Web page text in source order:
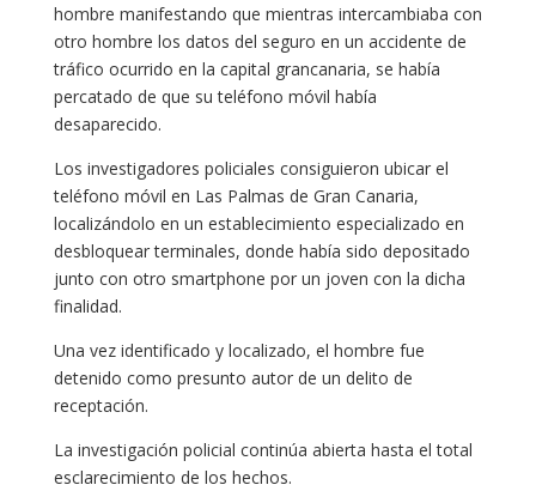
hombre manifestando que mientras intercambiaba con
otro hombre los datos del seguro en un accidente de
tráfico ocurrido en la capital grancanaria, se había
percatado de que su teléfono móvil había
desaparecido.
Los investigadores policiales consiguieron ubicar el
teléfono móvil en Las Palmas de Gran Canaria,
localizándolo en un establecimiento especializado en
desbloquear terminales, donde había sido depositado
junto con otro smartphone por un joven con la dicha
finalidad.
Una vez identificado y localizado, el hombre fue
detenido como presunto autor de un delito de
receptación.
La investigación policial continúa abierta hasta el total
esclarecimiento de los hechos.